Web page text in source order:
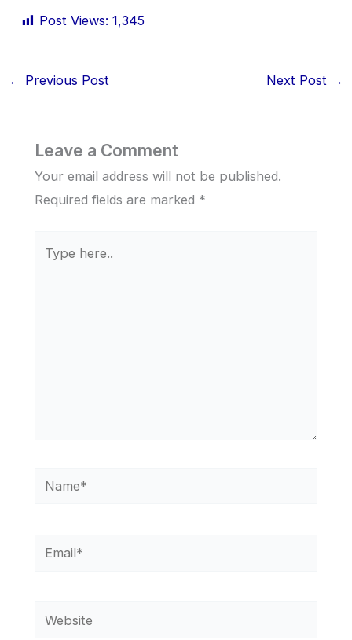
Post Views: 1,345
← Previous Post Next Post →
Leave a Comment
Your email address will not be published.
Required fields are marked *
here..
Name*
Email*
Website